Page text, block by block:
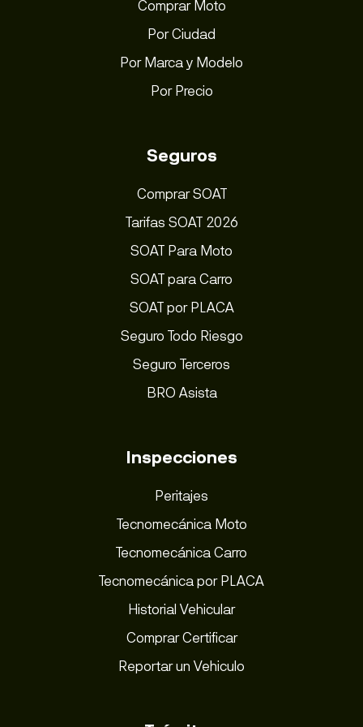
Comprar Moto
Por Ciudad
Por Marca y Modelo
Por Precio
Seguros
Comprar SOAT
Tarifas SOAT 2026
SOAT Para Moto
SOAT para Carro
SOAT por PLACA
Seguro Todo Riesgo
Seguro Terceros
BRO Asista
Inspecciones
Peritajes
Tecnomecánica Moto
Tecnomecánica Carro
Tecnomecánica por PLACA
Historial Vehicular
Comprar Certificar
Reportar un Vehiculo